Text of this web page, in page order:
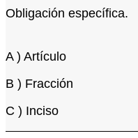
Obligación específica.
A ) Artículo
B ) Fracción
C ) Inciso